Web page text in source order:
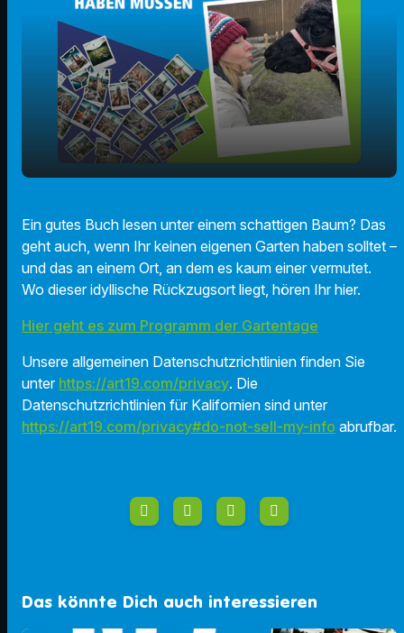
play_arrow
00:00 01:37
Ein gutes Buch lesen unter einem schattigen Baum? Das
geht auch, wenn Ihr keinen eigenen Garten haben solltet –
und das an einem Ort, an dem es kaum einer vermutet.
Wo dieser idyllische Rückzugsort liegt, hören Ihr hier.
Hier geht es zum Programm der Gartentage
Unsere allgemeinen Datenschutzrichtlinien finden Sie
unter https://art19.com/privacy. Die
Datenschutzrichtlinien für Kalifornien sind unter
https://art19.com/privacy#do-not-sell-my-info abrufbar.
Das könnte Dich auch interessieren